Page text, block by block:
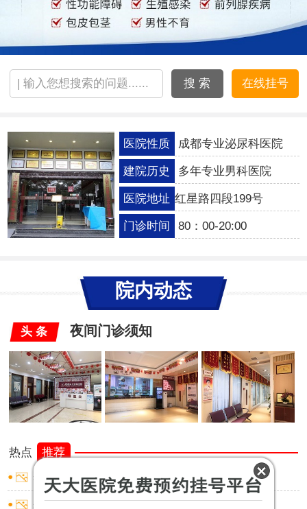
搜 索 在线挂号
医院性质 成都专业泌尿科医院
建院历史 多年专业男科医院
医院地址 红星路四段199号
门诊时间 80：00-20:00
院内动态
头 条 夜间门诊须知
热点
推荐
睾丸炎怎样止痛
睾丸炎怎样止痛